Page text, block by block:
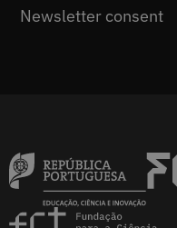
Newsletter consent